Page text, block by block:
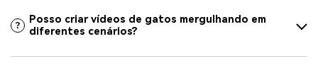
Posso criar vídeos de gatos mergulhando em
diferentes cenários?